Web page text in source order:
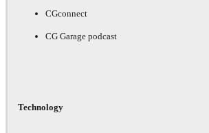
CGconnect
CG Garage podcast
Technology